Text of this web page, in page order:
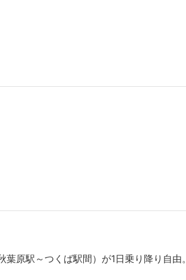
原駅～つくば駅間）が1日乗り降り自由。